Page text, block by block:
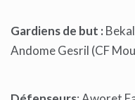
Gardiens de but :
Andome Gesril (CF